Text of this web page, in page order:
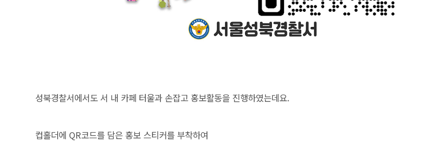
성북경찰서에서도 서 내 카페 터울과 손잡고 홍보활동을 진행하였는데요.
컵홀더에 QR코드를 담은 홍보 스티커를 부착하여